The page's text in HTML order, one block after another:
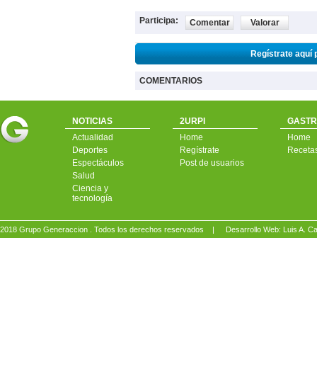
Participa: Comentar Valorar
Regístrate aquí
COMENTARIOS
NOTICIAS
Actualidad
Deportes
Espectáculos
Salud
Ciencia y
tecnología
2URPI
Home
Regístrate
Post de usuarios
Home
2018 Grupo Generaccion . Todos los derechos reservados | Desarrollo Web: Luis